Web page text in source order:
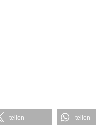
teilen teilen